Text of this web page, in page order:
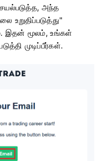
அந்த
இதன் மூலம், உங்கள்
முடிப்பீர்கள்.